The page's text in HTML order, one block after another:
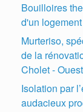
Bouilloires
d'un
Murteriso,
de la
Cholet -
Isolation par
audacieux